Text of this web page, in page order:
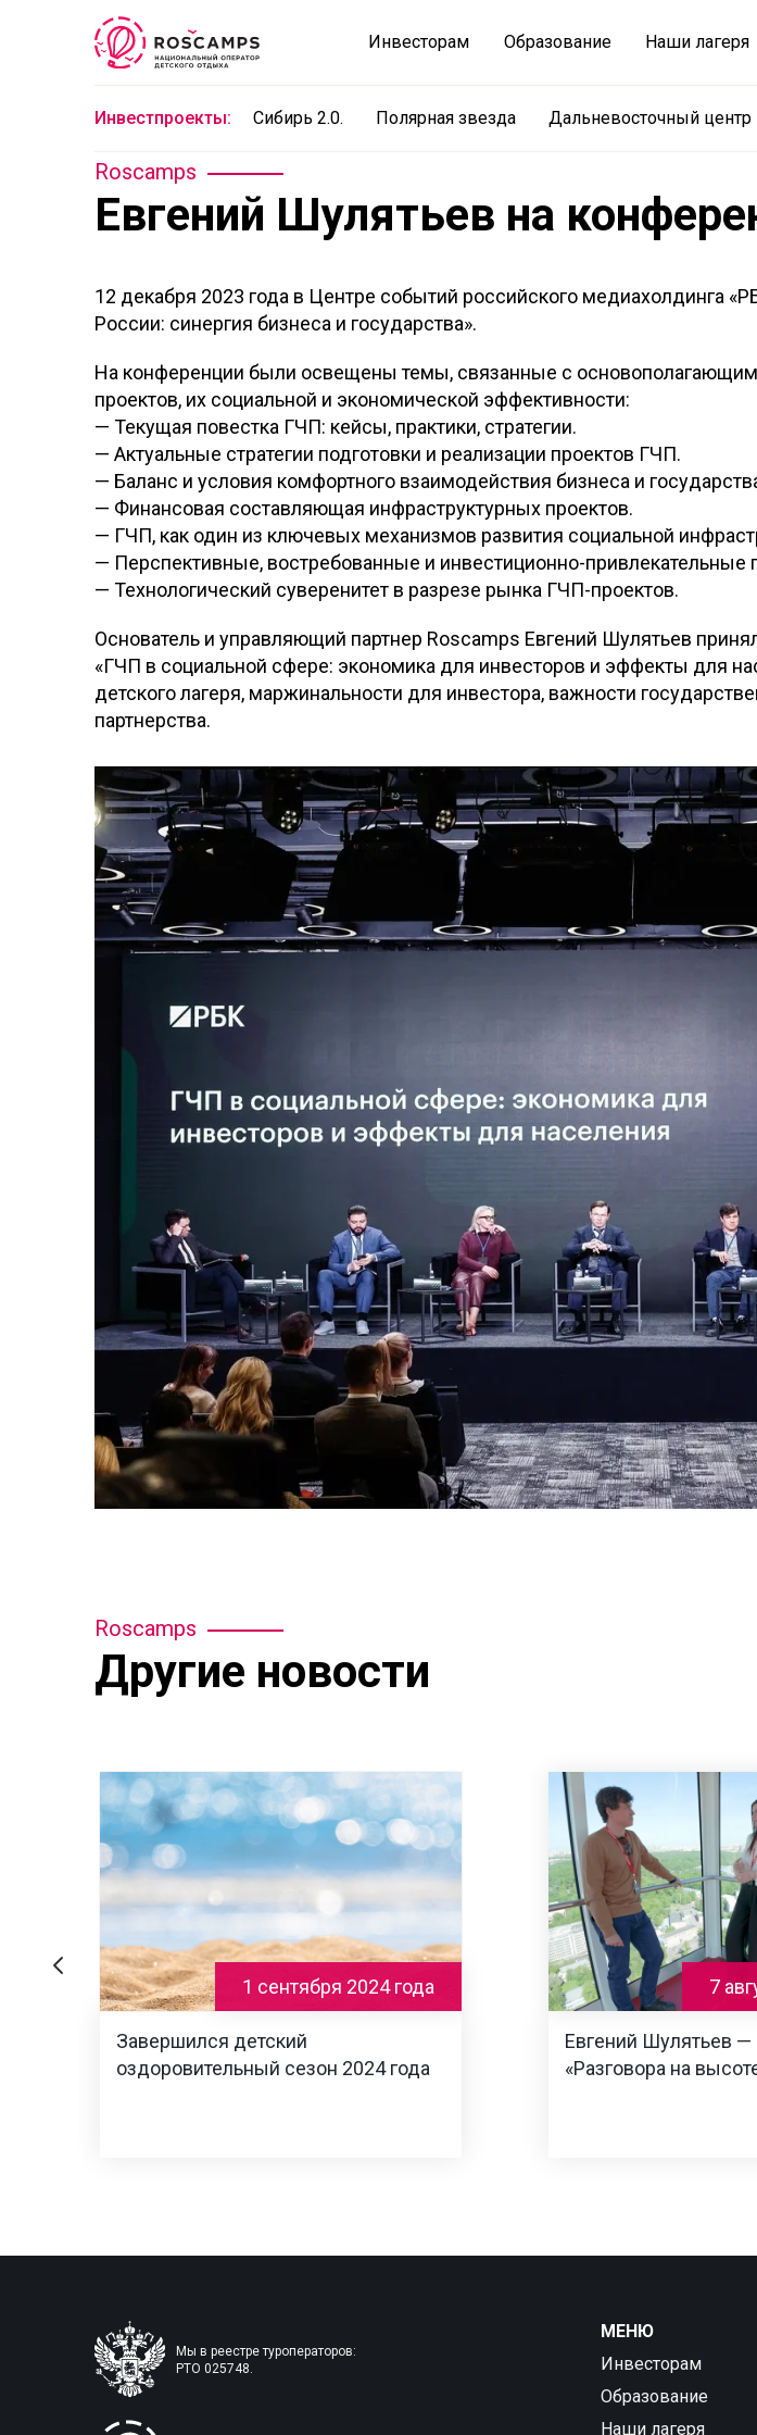
Инвесторам Образование Наши лагеря
Инвестпроекты: Сибирь 2.0. Полярная звезда Дальневосточный центр
Roscamps
Евгений Шулятьев на
12 декабря 2023 года в Центре событий российского медиахолдинга
России: синергия бизнеса и государства».
На конференции были освещены темы, связанные с
проектов, их социальной и экономической эффективности:
— Текущая повестка ГЧП: кейсы, практики, стратегии.
— Актуальные стратегии подготовки и реализации проектов ГЧП.
— Баланс и условия комфортного взаимодействия бизнеса и
— Финансовая составляющая инфраструктурных проектов.
— ГЧП, как один из ключевых механизмов развития социальной
— Перспективные, востребованные и инвестиционно-привлекательные
— Технологический суверенитет в разрезе рынка ГЧП-проектов.
Основатель и управляющий партнер Roscamps Евгений Шулятьев
«ГЧП в социальной сфере: экономика для инвесторов и эффекты для
детского лагеря, маржинальности для инвестора, важности
партнерства.
Roscamps
Другие новости
1 сентября 2024 года
Завершился детский
оздоровительный сезон 2024 года
7
Евгений Шулятьев —
«Разговора на
Мы в реестре туроператоров:
РТО 025748.
МЕНЮ
Инвесторам
Образование
Наши лагеря